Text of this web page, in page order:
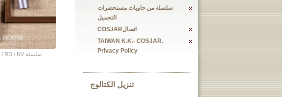
سلسلة EP / RP / DF / RD / NV
سلسلة من حاويات مستحضرات
التجميل
اتصالCOSJAR
TAIWAN K.K.- COSJAR.
Privacy Policy
تنزيل الكتالوج